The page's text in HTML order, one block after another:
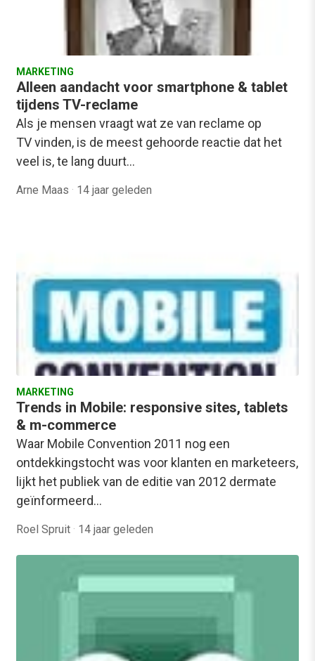
MARKETING
Alleen aandacht voor smartphone & tablet
tijdens TV-reclame
Als je mensen vraagt wat ze van reclame op
TV vinden, is de meest gehoorde reactie dat het
veel is, te lang duurt…
Arne Maas · 14 jaar geleden
MARKETING
Trends in Mobile: responsive sites, tablets
& m-commerce
Waar Mobile Convention 2011 nog een
ontdekkingstocht was voor klanten en marketeers,
lijkt het publiek van de editie van 2012 dermate
geïnformeerd…
Roel Spruit · 14 jaar geleden